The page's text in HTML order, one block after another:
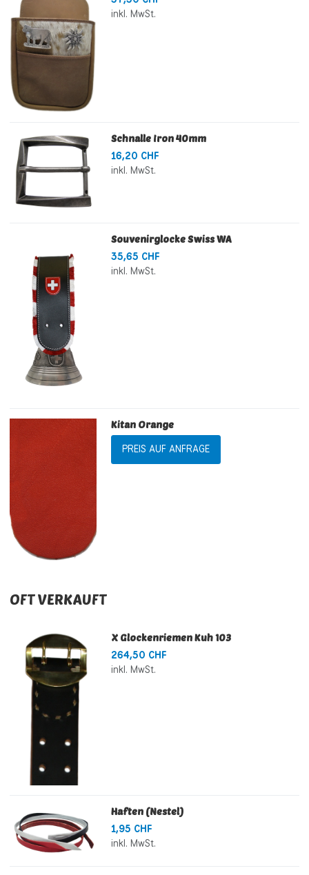
inkl. MwSt.
Schnalle Iron 40mm
16,20 CHF
inkl. MwSt.
Souvenirglocke Swiss WA
35,65 CHF
inkl. MwSt.
Kitan Orange
PREIS AUF ANFRAGE
OFT VERKAUFT
X Glockenriemen Kuh 103
264,50 CHF
inkl. MwSt.
Haften (Nestel)
1,95 CHF
inkl. MwSt.